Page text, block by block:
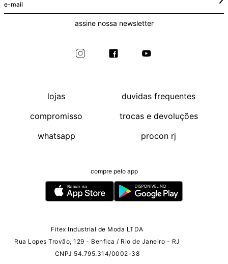
assine nossa newsletter
lojas
compromisso
whatsapp
duvidas frequentes
trocas e devoluções
procon rj
compre pelo app
Fitex Industrial de Moda LTDA
Rua Lopes Trovão, 129 - Benfica / Rio de Janeiro - RJ
CNPJ 54.795.314/0002-38